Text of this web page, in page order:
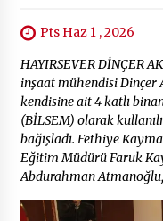
Pts Haz 1 , 2026
HAYIRSEVER DİNÇER
inşaat mühendisi Dinçer
kendisine ait 4 katlı
(BİLSEM) olarak
bağışladı. Fethiye
Eğitim Müdürü Faruk
Abdurahman